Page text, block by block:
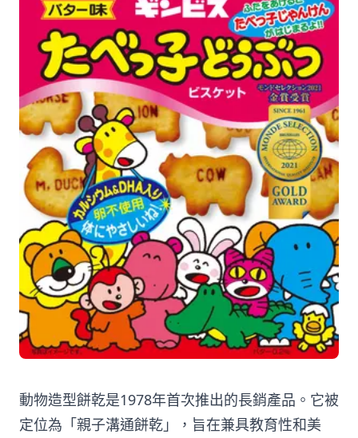
動物造型餅乾是1978年首次推出的長銷產品。它被
定位為「親子溝通餅乾」，旨在兼具教育性和美